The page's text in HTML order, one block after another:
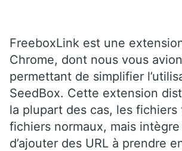
FreeboxLink est une
Chrome, dont nous vous
permettant de simplifier
SeedBox. Cette extension
la plupart des cas, les fichiers
fichiers normaux, mais
d’ajouter des URL à prendre